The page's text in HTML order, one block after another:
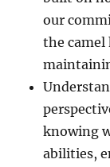
our
the
knowing
abilities,